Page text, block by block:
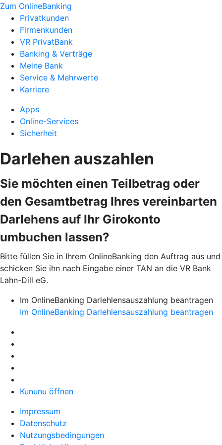
Zum OnlineBanking
Privatkunden
Firmenkunden
VR PrivatBank
Banking & Verträge
Meine Bank
Service & Mehrwerte
Karriere
Apps
Online-Services
Sicherheit
Darlehen auszahlen
Sie möchten einen Teilbetrag oder
den Gesamtbetrag Ihres vereinbarten
Darlehens auf Ihr Girokonto
umbuchen lassen?
Bitte füllen Sie in Ihrem OnlineBanking den Auftrag aus und
schicken Sie ihn nach Eingabe einer TAN an die VR Bank
Lahn-Dill eG.
Im OnlineBanking Darlehlensauszahlung beantragen
Im OnlineBanking Darlehlensauszahlung beantragen
Kununu öffnen
Impressum
Datenschutz
Nutzungsbedingungen